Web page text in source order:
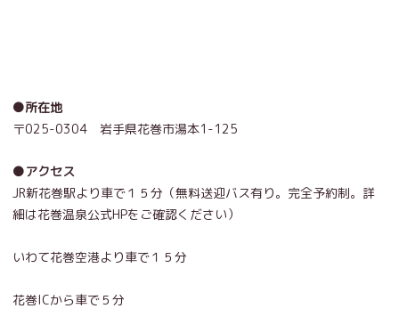
●所在地
〒025-0304 岩手県花巻市湯本1-125
●アクセス
JR新花巻駅より車で１５分（無料送迎バス有り。完全予約制。詳
細は花巻温泉公式HPをご確認ください）
いわて花巻空港より車で１５分
花巻ICから車で５分